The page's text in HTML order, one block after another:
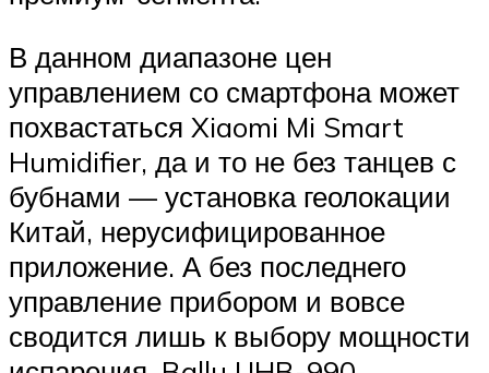
В данном диапазоне цен
управлением со смартфона может
похвастаться Xiaomi Mi Smart
Humidifier, да и то не без танцев с
бубнами — установка геолокации
Китай, нерусифицированное
приложение. А без последнего
управление прибором и вовсе
сводится лишь к выбору мощности